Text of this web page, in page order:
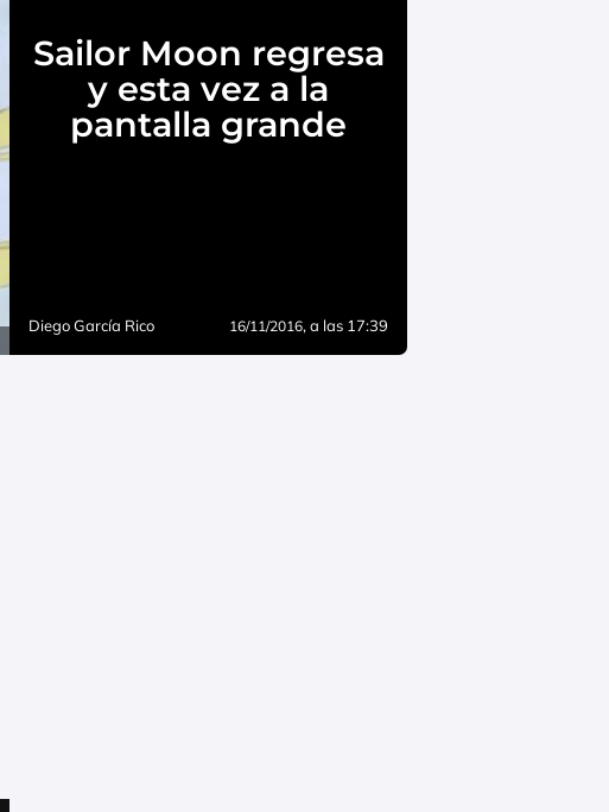
Sailor Moon regresa
y esta vez a la
pantalla grande
Diego García Rico 16/11/2016, a las 17:39